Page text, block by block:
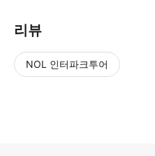
리뷰
NOL 인터파크투어